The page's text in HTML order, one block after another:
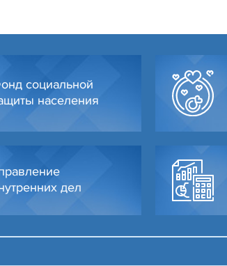
социальной
населения
дел